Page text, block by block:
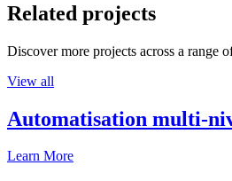
Related projects
Discover more projects across a
View all
Automatisation multi-
Learn More